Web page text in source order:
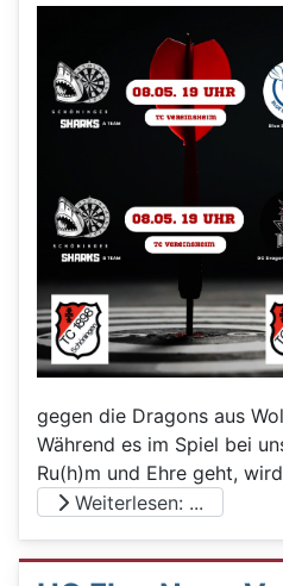
gegen die Dragons aus
Während es im Spiel bei
Ru(h)m und Ehre geht,
Weiterlesen: ...